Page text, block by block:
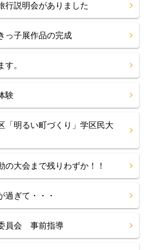
説明会がありました
っ子展作品の完成
。
験
「明るい町づくり」学区民大
の大会まで残りわずか！！
ぎて・・・
員会 事前指導